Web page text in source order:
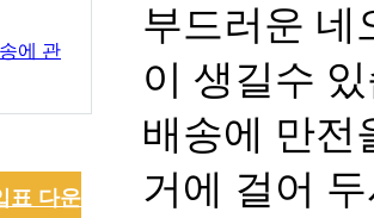
에 관
표 다운
부드러운 네
이 생길수
배송에 만전
거에 걸어